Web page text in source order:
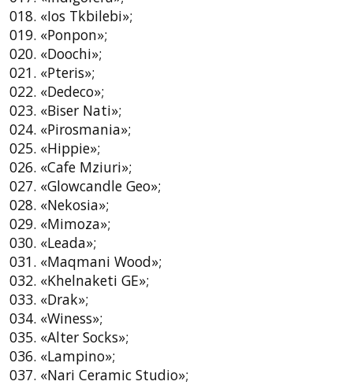
018. «Ios Tkbilebi»;
019. «Ponpon»;
020. «Doochi»;
021. «Pteris»;
022. «Dedeco»;
023. «Biser Nati»;
024. «Pirosmania»;
025. «Hippie»;
026. «Cafe Mziuri»;
027. «Glowcandle Geo»;
028. «Nekosia»;
029. «Mimoza»;
030. «Leada»;
031. «Maqmani Wood»;
032. «Khelnaketi GE»;
033. «Drak»;
034. «Winess»;
035. «Alter Socks»;
036. «Lampino»;
037. «Nari Ceramic Studio»;